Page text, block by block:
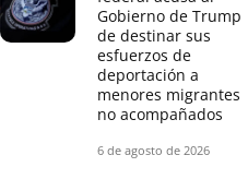
Gobierno de Trump
de destinar sus
esfuerzos de
deportación a
menores migrantes
no acompañados
6 de agosto de 2026